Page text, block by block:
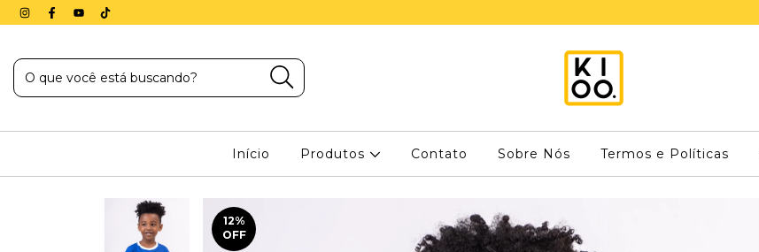
Início Produtos Contato Sobre Nós Termos e Políticas
12%
OFF